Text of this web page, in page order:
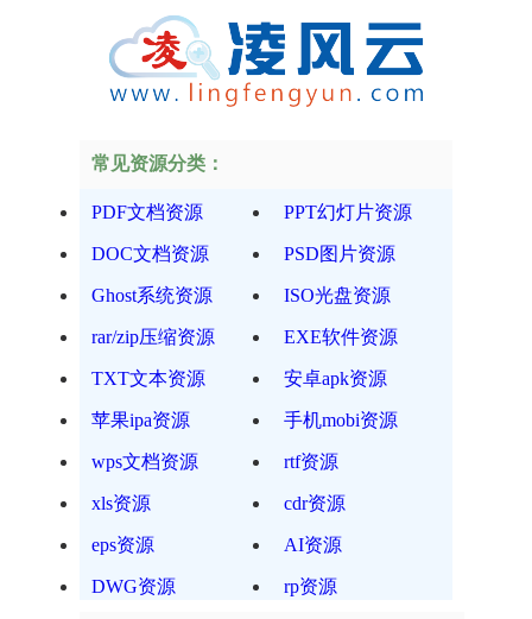
常见资源分类：
PDF文档资源 PPT幻灯片资源
DOC文档资源 PSD图片资源
Ghost系统资源 ISO光盘资源
rar/zip压缩资源 EXE软件资源
TXT文本资源 安卓apk资源
苹果ipa资源 手机mobi资源
wps文档资源 rtf资源
xls资源 cdr资源
eps资源 AI资源
DWG资源 rp资源